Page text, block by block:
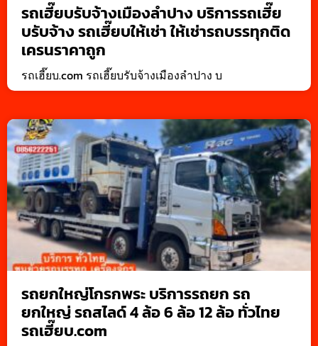
รถเฮี๊ยบรับจ้างเมืองลำปาง บริการรถเฮี๊ย
บรับจ้าง รถเฮี๊ยบให้เช่า ให้เช่ารถบรรทุกติด
เครนราคาถูก
รถเฮี๊ยบ.com รถเฮี๊ยบรับจ้างเมืองลำปาง บ
รถยกใหญ่โกรกพระ บริการรถยก รถ
ยกใหญ่ รถสไลด์ 4 ล้อ 6 ล้อ 12 ล้อ ทั่วไทย
รถเฮี๊ยบ.com